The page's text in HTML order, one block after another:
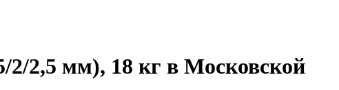
2,5 мм), 18 кг в Московской